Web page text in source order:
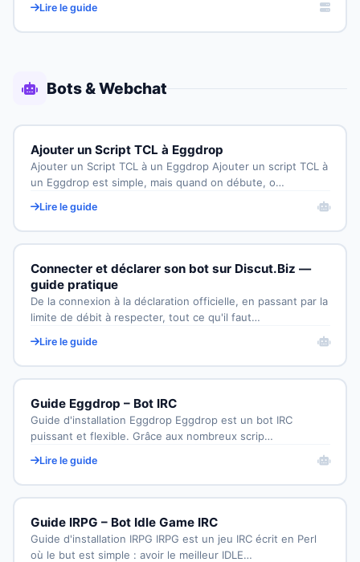
Lire le guide
Bots & Webchat
Ajouter un Script TCL à Eggdrop
Ajouter un Script TCL à un Eggdrop Ajouter un script TCL à
un Eggdrop est simple, mais quand on débute, o…
Lire le guide
Connecter et déclarer son bot sur Discut.Biz —
guide pratique
De la connexion à la déclaration officielle, en passant par la
limite de débit à respecter, tout ce qu'il faut…
Lire le guide
Guide Eggdrop – Bot IRC
Guide d'installation Eggdrop Eggdrop est un bot IRC
puissant et flexible. Grâce aux nombreux scrip…
Lire le guide
Guide IRPG – Bot Idle Game IRC
Guide d'installation IRPG IRPG est un jeu IRC écrit en Perl
où le but est simple : avoir le meilleur IDLE…